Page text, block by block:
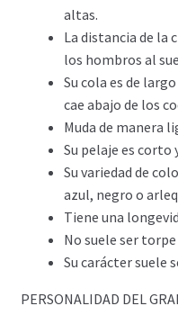
altas.
La distancia de la
los hombros al
Su cola es de
cae abajo de los
Muda de manera
Su pelaje es
Su variedad de
azul, negro o
Tiene una
No suele ser
Su carácter suele
PERSONALIDAD DEL